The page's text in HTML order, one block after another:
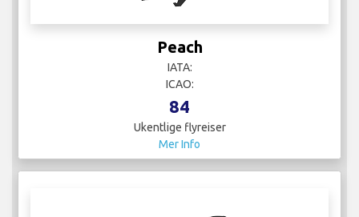
Peach
IATA:
ICAO:
84
Ukentlige flyreiser
Mer Info